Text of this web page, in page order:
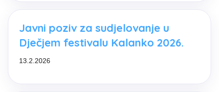
Javni poziv za sudjelovanje u
Dječjem festivalu Kalanko 2026.
13.2.2026